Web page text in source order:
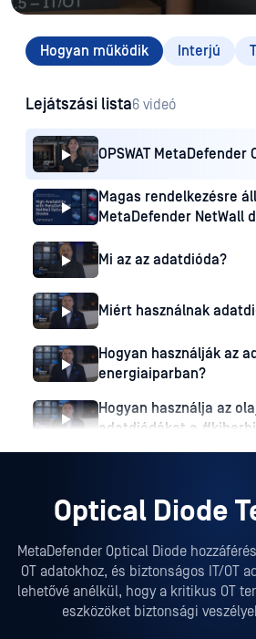
Hogyan működik Interjú
Lejátszási lista6 videó
OPSWAT MetaDefender
Magas rendelkezésre
MetaDefender NetWall
Mi az az adatdióda?
Miért használnak
Hogyan használják az
energiaiparban?
Hogyan használja az
adatdiódákat a
érdekében
Optical Diode
MetaDefender Optical Diode
OT adatokhoz, és biztonságos IT/OT
lehetővé anélkül, hogy a kritikus OT
eszközöket biztonsági